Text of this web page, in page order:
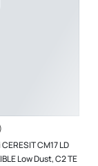
CM17 LD
Low Dust, C2 TE